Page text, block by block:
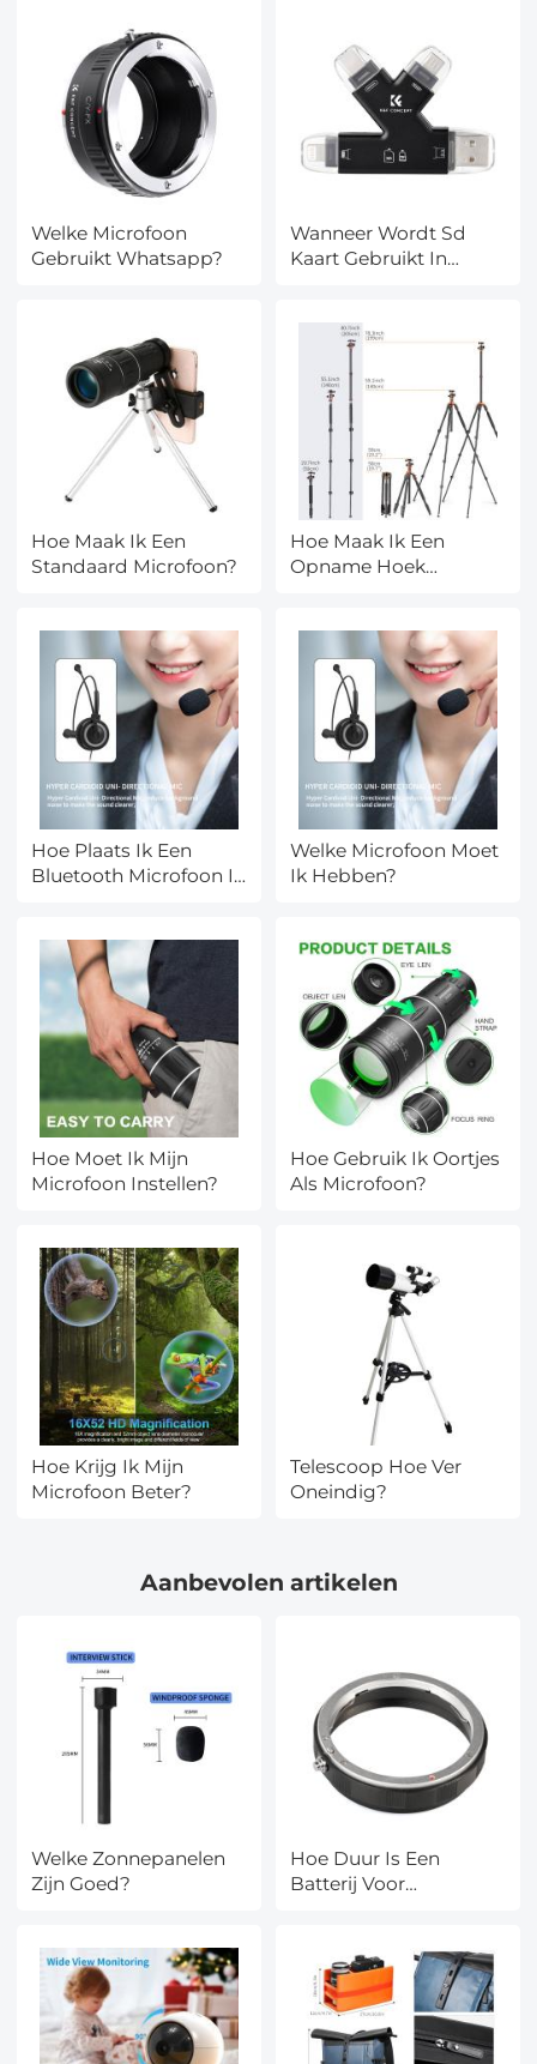
Welke Microfoon
Gebruikt Whatsapp?
Wanneer Wordt Sd
Kaart Gebruikt In
Hoe Maak Ik Een
Standaard Microfoon?
Hoe Maak Ik Een
Opname Hoek
Hoe Plaats Ik Een
Bluetooth Microfoon In
Welke Microfoon Moet
Ik Hebben?
Hoe Moet Ik Mijn
Microfoon Instellen?
Hoe Gebruik Ik Oortjes
Als Microfoon?
Hoe Krijg Ik Mijn
Microfoon Beter?
Telescoop Hoe Ver
Oneindig?
Aanbevolen artikelen
Welke Zonnepanelen
Zijn Goed?
Hoe Duur Is Een
Batterij Voor